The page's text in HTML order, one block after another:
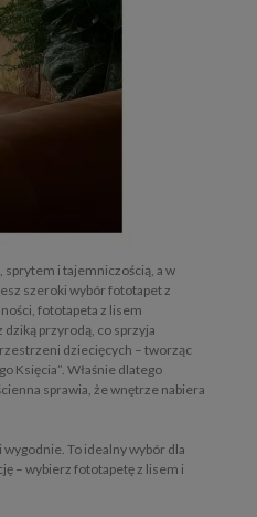
i tajemniczością, a w
szeroki wybór fototapet z
fototapeta z lisem
przyrodą, co sprzyja
dziecięcych – tworząc
Księcia”. Właśnie dlatego
sprawia, że wnętrze nabiera
To idealny wybór dla
– wybierz fototapetę z lisem i